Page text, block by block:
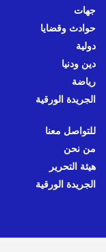
جهات
حوادث وقضايا
دولية
دين ودنيا
رياضة
الجريدة الورقية
للتواصل معنا
من نحن
هيئة التحرير
الجريدة الورقية